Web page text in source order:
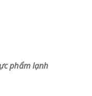
phẩm lạnh